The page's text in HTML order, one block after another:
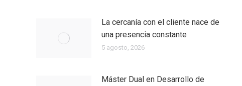
La cercanía con el cliente nace de
una presencia constante
5 agosto, 2026
Máster Dual en Desarrollo de